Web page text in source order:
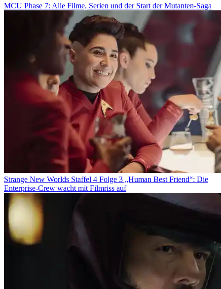
MCU Phase 7: Alle Filme, Serien und der Start der Mutanten-Saga
Strange New Worlds Staffel 4 Folge 3 „Human Best Friend“: Die
Enterprise-Crew wacht mit Filmriss auf